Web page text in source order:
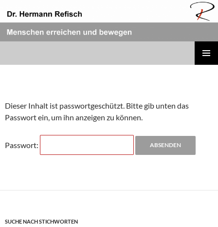
Inhalt
springen
Dieser Inhalt ist passwortgeschützt. Bitte gib unten das
Passwort ein, um ihn anzeigen zu können.
Passwort:
SUCHE NACH STICHWORTEN